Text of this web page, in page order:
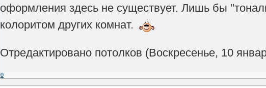
оформления здесь не существует. Лишь бы
колоритом других комнат.
Отредактировано потолков (Воскресенье, 10
0